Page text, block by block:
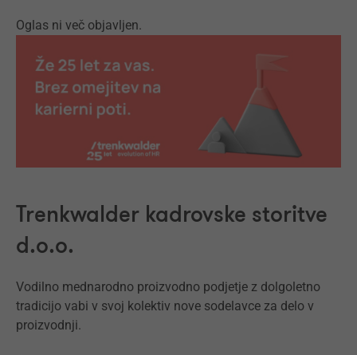
Oglas ni več objavljen.
Trenkwalder kadrovske storitve
d.o.o.
Vodilno mednarodno proizvodno podjetje z dolgoletno
tradicijo vabi v svoj kolektiv nove sodelavce za delo v
proizvodnji.